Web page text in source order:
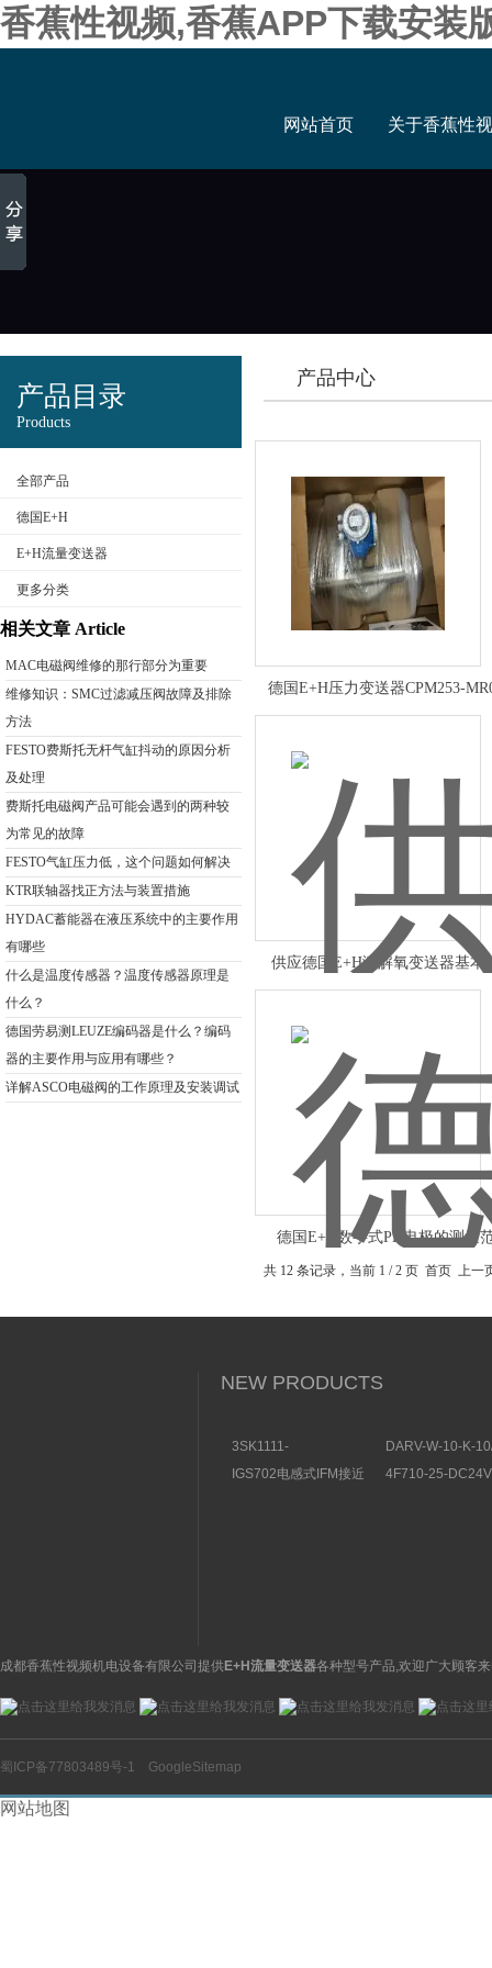
香蕉性视频,香蕉APP下载安装
网站首页 关于香蕉性
产品目录
Products
全部产品
德国E+H
E+H流量变送器
更多分类
相关文章 Article
MAC电磁阀维修的那行部分为重要
维修知识：SMC过滤减压阀故障及排除
方法
FESTO费斯托无杆气缸抖动的原因分析
及处理
费斯托电磁阀产品可能会遇到的两种较
为常见的故障
FESTO气缸压力低，这个问题如何解决
KTR联轴器找正方法与装置措施
HYDAC蓄能器在液压系统中的主要作用
有哪些
什么是温度传感器？温度传感器原理是
什么？
德国劳易测LEUZE编码器是什么？编码
器的主要作用与应用有哪些？
详解ASCO电磁阀的工作原理及安装调试
产品中心
德国E+H压力变送器CPM253-
供应德国E+H溶解氧变送器基本
德国E+H数字式PH电极的测量
共 12 条记录，当前 1 / 2 页 首页 上
NEW PRODUCTS
3SK1111-
关特点及功能
DARV-W-10-K-
构分析
IGS702电感式IFM接近
4F710-25-
成都香蕉性视频机电设备有限公司提供E+H流量变送器各种型号产品,欢迎广大顾客
蜀ICP备77803489号-1 GoogleSitemap
网站地图